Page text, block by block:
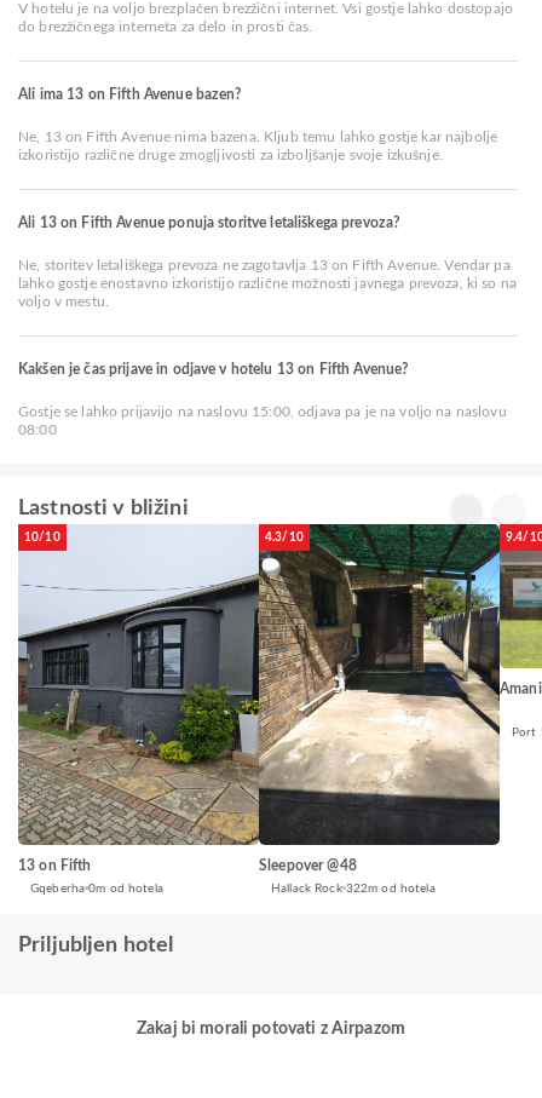
V hotelu je na voljo brezplačen brezžični internet. Vsi gostje lahko dostopajo
do brezžičnega interneta za delo in prosti čas.
Ali ima 13 on Fifth Avenue bazen?
Ne, 13 on Fifth Avenue nima bazena. Kljub temu lahko gostje kar najbolje
izkoristijo različne druge zmogljivosti za izboljšanje svoje izkušnje.
Ali 13 on Fifth Avenue ponuja storitve letališkega prevoza?
Ne, storitev letališkega prevoza ne zagotavlja 13 on Fifth Avenue. Vendar pa
lahko gostje enostavno izkoristijo različne možnosti javnega prevoza, ki so na
voljo v mestu.
Kakšen je čas prijave in odjave v hotelu 13 on Fifth Avenue?
Gostje se lahko prijavijo na naslovu 15:00, odjava pa je na voljo na naslovu
08:00
Lastnosti v bližini
10/10
13 on Fifth
Gqeberha 0m od hotela
4.3/10
Sleepover @48
Hallack Rock 322m od hotela
9.4/
Port
Priljubljen hotel
Zakaj bi morali potovati z Airpazom